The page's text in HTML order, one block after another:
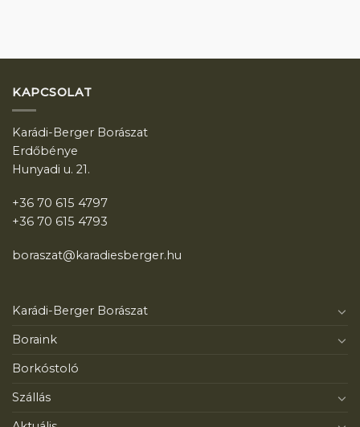
KAPCSOLAT
Karádi-Berger Borászat
Erdőbénye
Hunyadi u. 21.
+36 70 615 4797
+36 70 615 4793
boraszat@karadiesberger.hu
Karádi-Berger Borászat
Boraink
Borkóstoló
Szállás